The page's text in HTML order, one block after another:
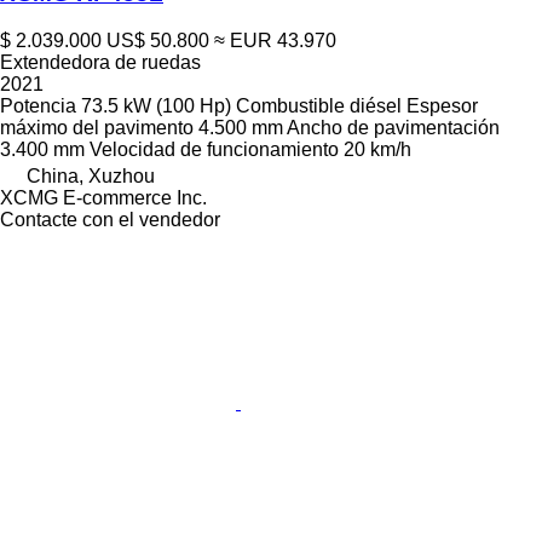
$ 2.039.000 US$ 50.800 ≈ EUR 43.970
Extendedora de ruedas
2021
Potencia 73.5 kW (100 Hp) Combustible diésel Espesor
máximo del pavimento 4.500 mmAncho de pavimentación
3.400 mm Velocidad de funcionamiento 20 km/h
China, Xuzhou
XCMG E-commerce Inc.
Contacte con el vendedor